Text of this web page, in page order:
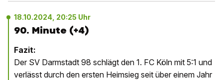
18.10.2024, 20:25 Uhr
90. Minute (+4)
Fazit:
Der SV Darmstadt 98 schlägt den 1. FC Köln mit 5:1 und
verlässt durch den ersten Heimsieg seit über einem Jahr